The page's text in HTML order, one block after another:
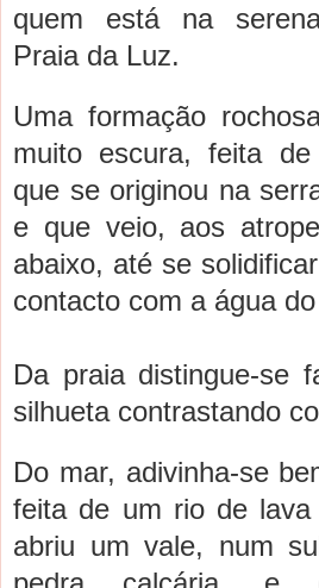
quem está na
Praia da Luz.
Uma formação
muito escura, feita de
que se originou na
e que veio, aos
abaixo, até se
contacto com a água
Da praia distingue-se
silhueta contrastando
Do mar, adivinha-se
feita de um rio de lava
abriu um vale, num